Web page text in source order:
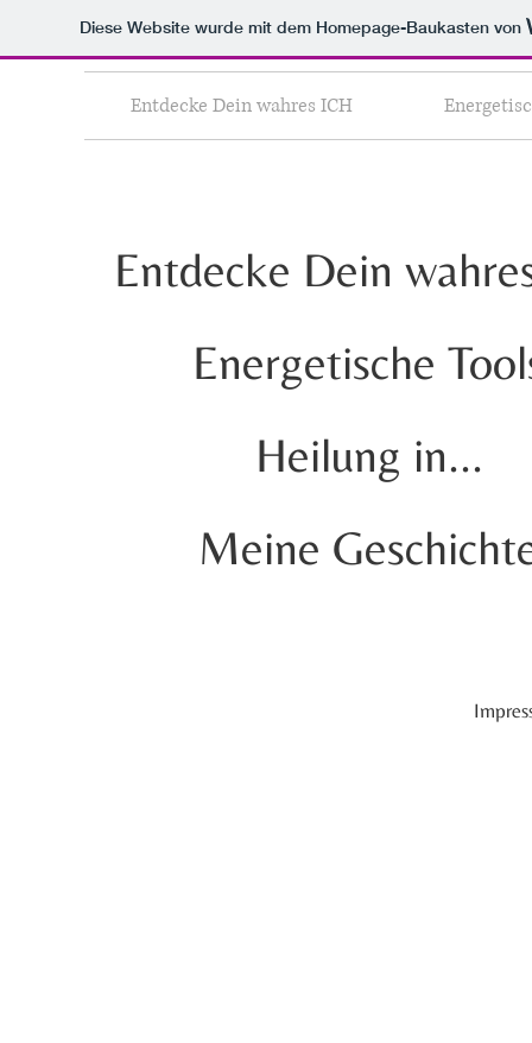
Diese Website wurde mit dem Homepage-Baukasten von
Entdecke Dein wahres ICH
Entdecke Dein
Energetische
Heilung in...
Meine